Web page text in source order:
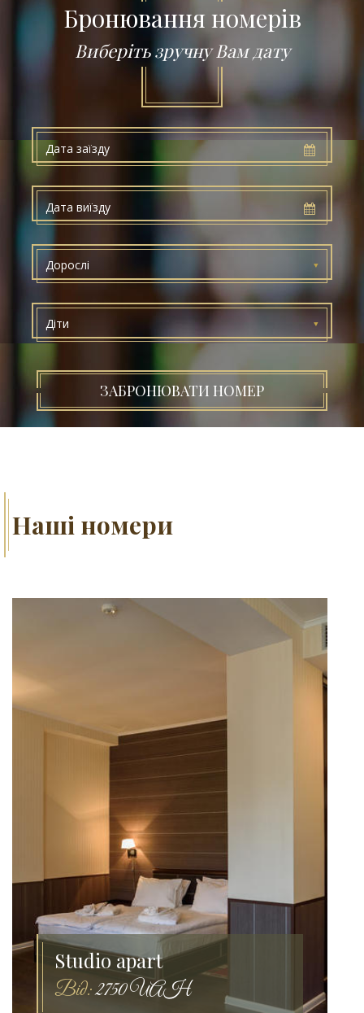
Бронювання номерів
Виберіть зручну Вам дату
Дорослі
Діти
ЗАБРОНЮВАТИ НОМЕР
Наші номери
Studio apart
Від:2750 UAH